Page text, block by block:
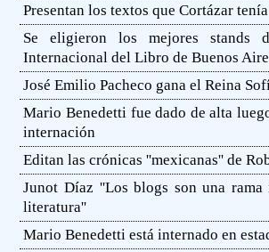
Presentan los textos que Cortázar
Se eligieron los mejores stands
Internacional del Libro de Buenos
José Emilio Pacheco gana el Reina
Mario Benedetti fue dado de alta
internación
Editan las crónicas ''mexicanas'' de
Junot Díaz ''Los blogs son una
literatura''
Mario Benedetti está internado en